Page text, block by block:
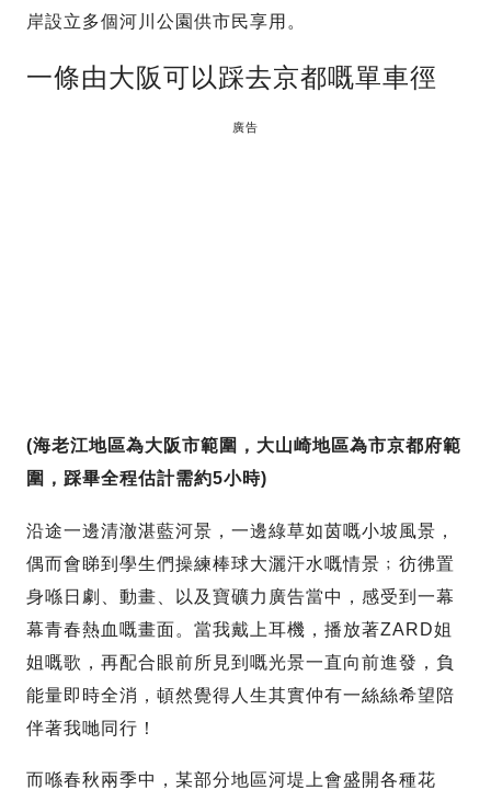
岸設立多個河川公園供市民享用。
一條由大阪可以踩去京都嘅單車徑
廣告
(海老江地區為大阪市範圍，大山崎地區為市京都府範
圍，踩畢全程估計需約5小時)
沿途一邊清澈湛藍河景，一邊綠草如茵嘅小坡風景，
偶而會睇到學生們操練棒球大灑汗水嘅情景﹔彷彿置
身喺日劇、動畫、以及寶礦力廣告當中，感受到一幕
幕青春熱血嘅畫面。當我戴上耳機，播放著ZARD姐
姐嘅歌，再配合眼前所見到嘅光景一直向前進發，負
能量即時全消，頓然覺得人生其實仲有一絲絲希望陪
伴著我哋同行！
而喺春秋兩季中，某部分地區河堤上會盛開各種花